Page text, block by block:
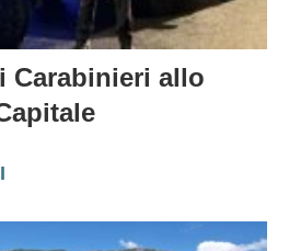
Carabinieri allo